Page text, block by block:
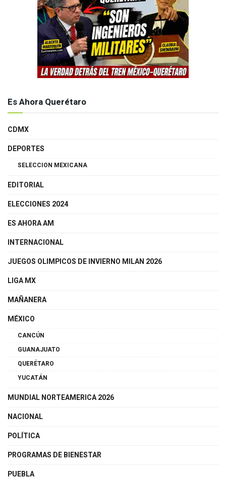
Es Ahora Querétaro
CDMX
DEPORTES
SELECCION MEXICANA
EDITORIAL
ELECCIONES 2024
ES AHORA AM
INTERNACIONAL
JUEGOS OLIMPICOS DE INVIERNO MILAN 2026
LIGA MX
MAÑANERA
MÉXICO
CANCÚN
GUANAJUATO
QUERÉTARO
YUCATÁN
MUNDIAL NORTEAMERICA 2026
NACIONAL
POLÍTICA
PROGRAMAS DE BIENESTAR
PUEBLA